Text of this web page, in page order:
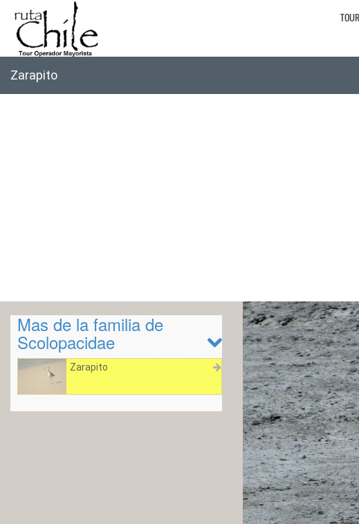
TOUR
Zarapito
Mas de la familia de
Scolopacidae
Zarapito